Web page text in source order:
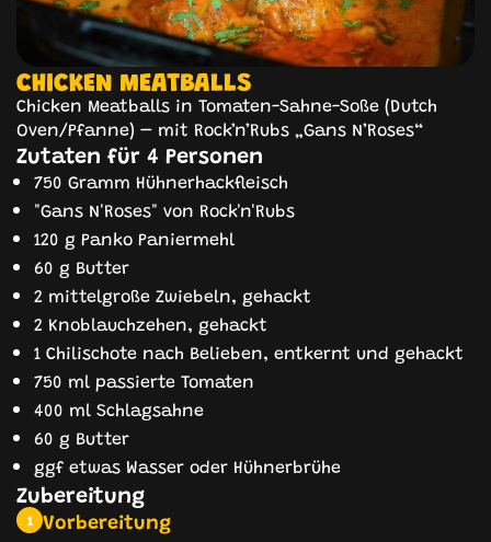
CHICKEN MEATBALLS
Chicken Meatballs in Tomaten-Sahne-Soße (Dutch
Oven/Pfanne) – mit Rock’n’Rubs „Gans N’Roses“
Zutaten für 4 Personen
750 Gramm Hühnerhackfleisch
"Gans N'Roses" von Rock'n'Rubs
120 g Panko Paniermehl
60 g Butter
2 mittelgroße Zwiebeln, gehackt
2 Knoblauchzehen, gehackt
1 Chilischote nach Belieben, entkernt und gehackt
750 ml passierte Tomaten
400 ml Schlagsahne
60 g Butter
ggf etwas Wasser oder Hühnerbrühe
Zubereitung
1 Vorbereitung